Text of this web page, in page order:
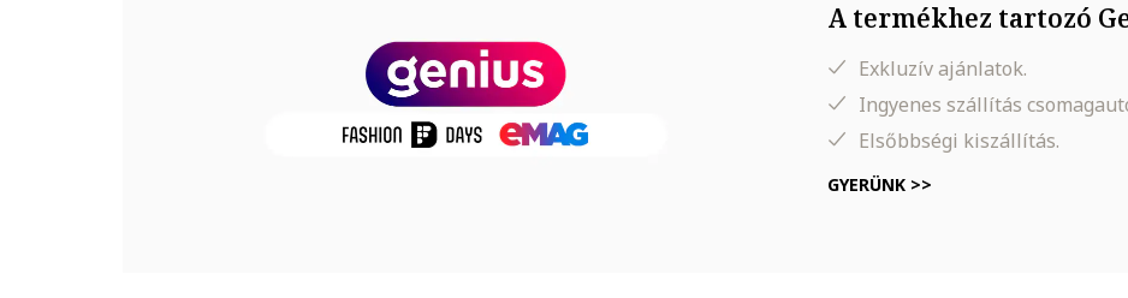
A termékhez tartozó
Exkluzív ajánlatok.
Ingyenes szállítás
Elsőbbségi kiszállítás.
GYERÜNK >>